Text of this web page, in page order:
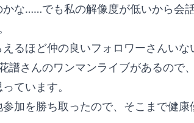
な……でも私の解像度が低いから会
るほど仲の良いフォロワーさんいな
譜さんのワンマンライブがあるので
ています。
加を勝ち取ったので、そこまで健康